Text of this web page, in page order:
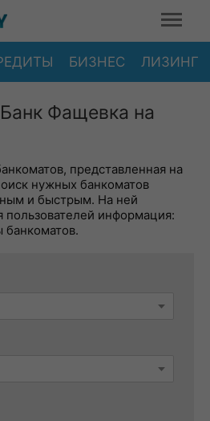
БИЗНЕС ЛИЗИНГ
Фащевка на
представленная на
нужных банкоматов
и быстрым. На ней
пользователей информация:
банкоматов.